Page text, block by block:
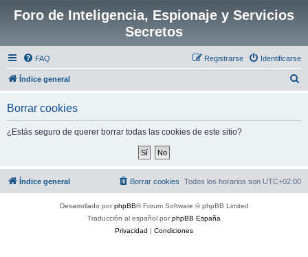
Foro de Inteligencia, Espionaje y Servicios
Secretos
FAQ Identificarse
Registrarse
Índice general
Borrar cookies
¿Estás seguro de querer borrar todas las cookies de este sitio?
Índice general Todos los horarios son UTC+02:00
Borrar cookies
Desarrollado porphpBB® Forum Software © phpBB Limited
Traducción al español porphpBB España
Privacidad | Condiciones